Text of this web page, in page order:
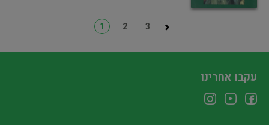
1 2 3
עקבו אחרינו